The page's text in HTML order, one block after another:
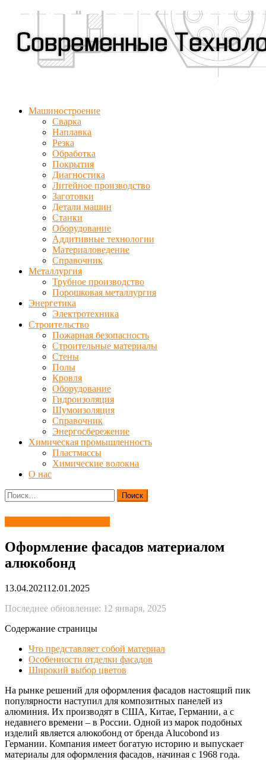
Машиностроение
Сварка
Наплавка
Резка
Обработка
Покрытия
Диагностика
Литейное производство
Заготовки
Детали машин
Станки
Оборудование
Аддитивные технологии
Материаловедение
Справочник
Металлургия
Трубное производство
Порошковая металлургия
Энергетика
Электротехника
Строительство
Пожарная безопасность
Строительные материалы
Стены
Полы
Кровля
Оборудование
Гидроизоляция
Шумоизоляция
Справочник
Энергосбережение
Химическая промышленность
Пластмассы
Химические волокна
О нас
Найти:
Оформление фасадов материалом
алюкобонд
13.04.202112.01.2025
Последнее обновление: 12 января, 2025
Содержание страницы
Что представляет собой материал
Особенности отделки фасадов
Широкий выбор цветов
На рынке решений для оформления фасадов настоящий пик
популярности наступил для композитных панелей из
алюминия. Их производят в США, Китае, Германии, а с
недавнего времени – в России. Одной из марок подобных
изделий является алюкобонд от бренда Alucobond из
Германии. Компания имеет богатую историю и выпускает
материалы для оформления фасадов, начиная с 1968 года.